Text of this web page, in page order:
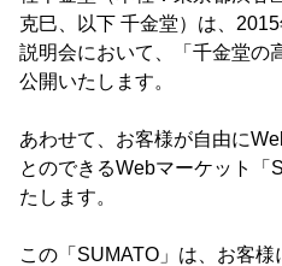
克巳、以下 千金堂）は、
説明会において、「千金堂の
公開いたします。
あわせて、お客様が自由に
とのできるWebマーケット「
たします。
この「SUMATO」は、お客